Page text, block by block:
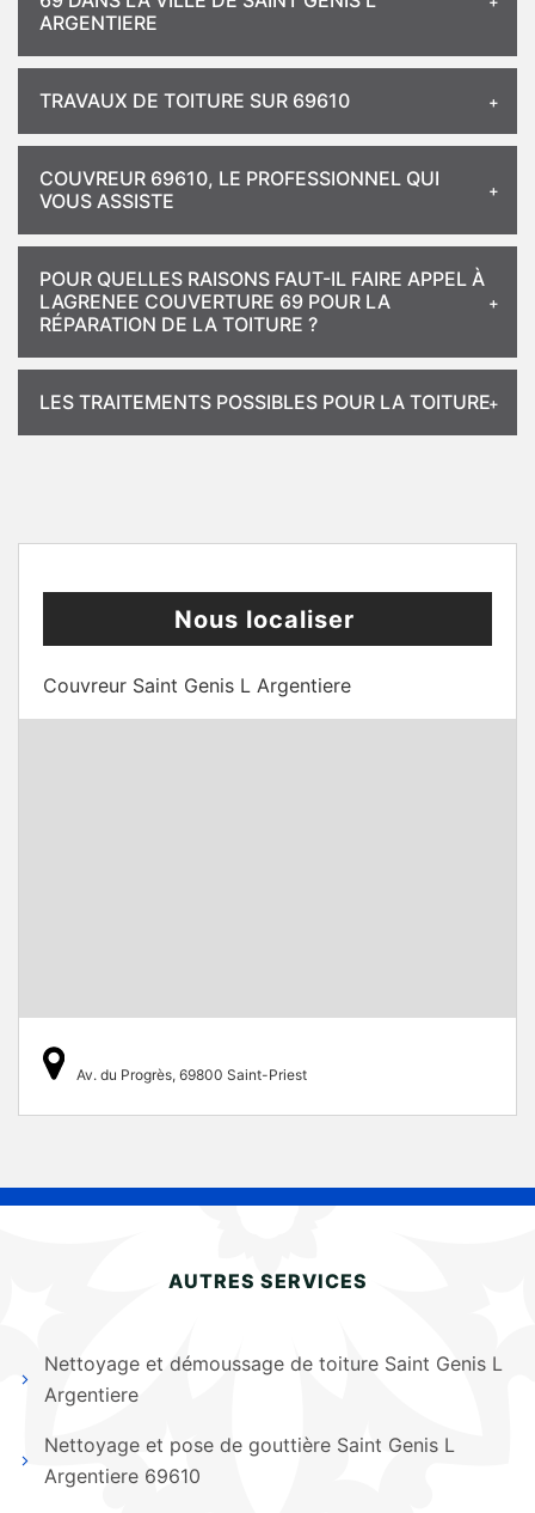
ARGENTIERE
TRAVAUX DE TOITURE SUR 69610
COUVREUR 69610, LE PROFESSIONNEL QUI
VOUS ASSISTE
POUR QUELLES RAISONS FAUT-IL FAIRE APPEL À
LAGRENEE COUVERTURE 69 POUR LA
RÉPARATION DE LA TOITURE ?
LES TRAITEMENTS POSSIBLES POUR LA TOITURE
Nous localiser
Couvreur Saint Genis L Argentiere
Av. du Progrès, 69800 Saint-Priest
AUTRES SERVICES
Nettoyage et démoussage de toiture Saint Genis L
Argentiere
Nettoyage et pose de gouttière Saint Genis L
Argentiere 69610